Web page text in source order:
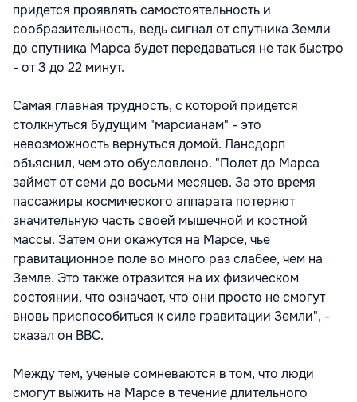
придется проявлять самостоятельность и
сообразительность, ведь сигнал от спутника Земли
до спутника Марса будет передаваться не так быстро
- от 3 до 22 минут.
Самая главная трудность, с которой придется
столкнуться будущим "марсианам" - это
невозможность вернуться домой. Лансдорп
объяснил, чем это обусловлено. "Полет до Марса
займет от семи до восьми месяцев. За это время
пассажиры космического аппарата потеряют
значительную часть своей мышечной и костной
массы. Затем они окажутся на Марсе, чье
гравитационное поле во много раз слабее, чем на
Земле. Это также отразится на их физическом
состоянии, что означает, что они просто не смогут
вновь приспособиться к силе гравитации Земли", -
сказал он BBC.
Между тем, ученые сомневаются в том, что люди
смогут выжить на Марсе в течение длительного